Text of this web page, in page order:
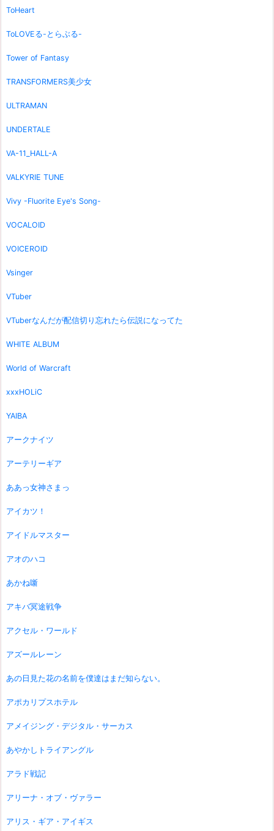
ToHeart
ToLOVEる-とらぶる-
Tower of Fantasy
TRANSFORMERS美少女
ULTRAMAN
UNDERTALE
VA-11_HALL-A
VALKYRIE TUNE
Vivy -Fluorite Eye's Song-
VOCALOID
VOICEROID
Vsinger
VTuber
VTuberなんだが配信切り忘れたら伝説になってた
WHITE ALBUM
World of Warcraft
xxxHOLiC
YAIBA
アークナイツ
アーテリーギア
ああっ女神さまっ
アイカツ！
アイドルマスター
アオのハコ
あかね噺
アキバ冥途戦争
アクセル・ワールド
アズールレーン
あの日見た花の名前を僕達はまだ知らない。
アポカリプスホテル
アメイジング・デジタル・サーカス
あやかしトライアングル
アラド戦記
アリーナ・オブ・ヴァラー
アリス・ギア・アイギス